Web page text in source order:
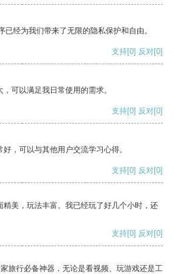
已经为我们带来了无限的隐私保护和自由。
支持[0] 反对[0]
可以满足我日常使用的需求。
支持[0] 反对[0]
，可以与其他用户交流学习心得。
支持[0] 反对[0]
精美，玩法丰富。我已经玩了好几个小时，还
支持[0] 反对[0]
旅行必备神器，无论是看视频、玩游戏还是工